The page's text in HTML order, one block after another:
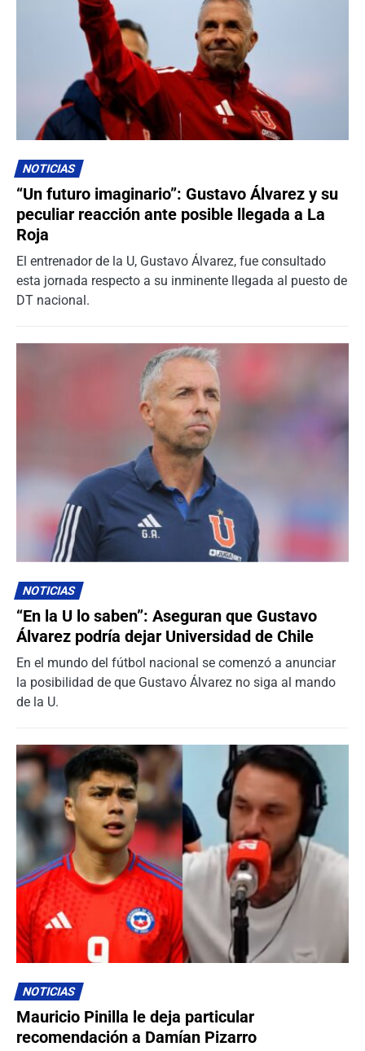
NOTICIAS
“Un futuro imaginario”: Gustavo Álvarez y su
peculiar reacción ante posible llegada a La
Roja
El entrenador de la U, Gustavo Álvarez, fue consultado
esta jornada respecto a su inminente llegada al puesto de
DT nacional.
NOTICIAS
“En la U lo saben”: Aseguran que Gustavo
Álvarez podría dejar Universidad de Chile
En el mundo del fútbol nacional se comenzó a anunciar
la posibilidad de que Gustavo Álvarez no siga al mando
de la U.
NOTICIAS
Mauricio Pinilla le deja particular
recomendación a Damían Pizarro